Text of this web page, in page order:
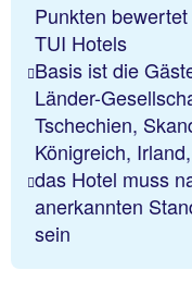
Punkten
TUI Hotels
Basis ist die
Länder-
Tschechien,
Königreich,
das Hotel muss
anerkannten
sein